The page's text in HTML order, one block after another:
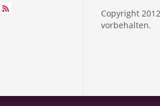
Copyright
vorbehalten.